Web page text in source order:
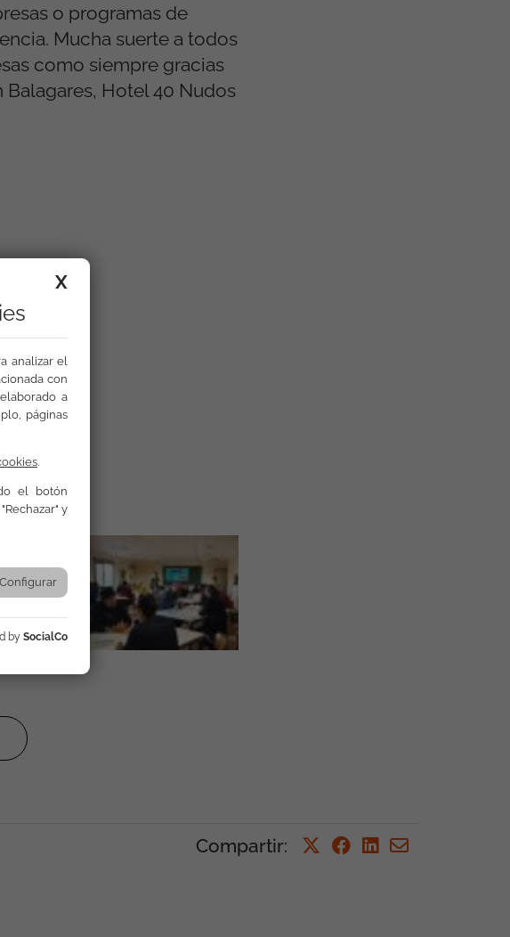
o programas de
Mucha suerte a todos
como siempre gracias
Hotel 40 Nudos
Compartir:
X
analizar el
con
a
páginas
.
el botón
y
Configurar
by SocialCo